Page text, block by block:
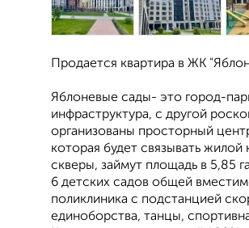
Продается квартира в ЖК
Яблоневые сады- это город-
инфраструктура, с другой
организованы просторный
которая будет связывать
скверы, займут площадь в 5,85
6 детских садов общей
поликлиника с подстанцией
единоборства, танцы,